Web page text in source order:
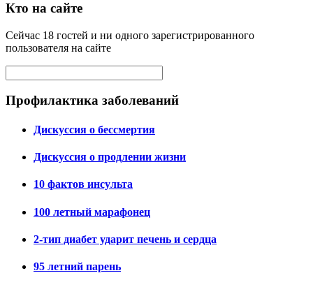
Кто на сайте
Сейчас 18 гостей и ни одного зарегистрированного
пользователя на сайте
Профилактика заболеваний
Дискуссия о бессмертия
Дискуссия о продлении жизни
10 фактов инсульта
100 летный марафонец
2-тип диабет ударит печень и сердца
95 летний парень